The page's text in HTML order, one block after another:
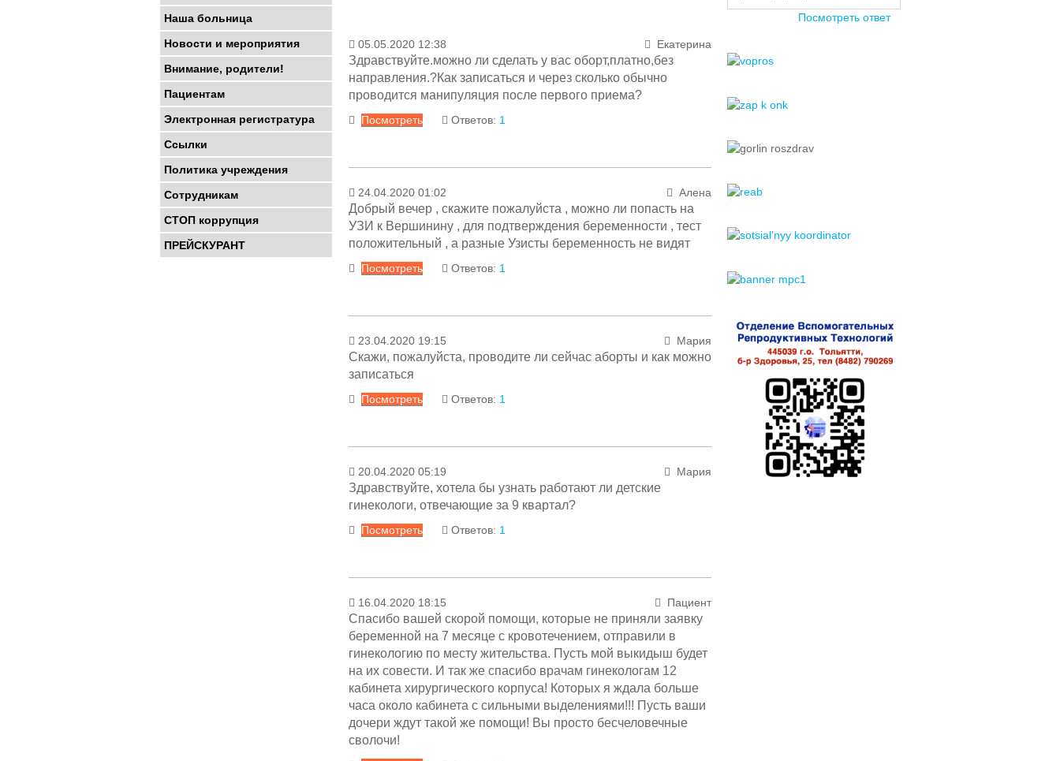
Акушерства и родовспоможения
Гинекология
Городской СПИД центр
Детство
Лечебно-диагностические отделения
Отделение медицинской реабилитации детей дошкольного
возраста "Лесной голосок"
Платные услуги
Терапевтические отделения
Терапия
Хирургические отделения
05.05.2020 12:38 Екатерина
Здравствуйте.можно ли сделать у вас оборт,платно,без
направления.?Как записаться и через сколько обычно
проводится манипуляция после первого приема?
Посмотреть Ответов: 1
Ответ
07.05.2020 14:04 Менеджер раздела
Уважаемая Екатерина! Запись хирургический корпус,
1 этаж 17 каб к 8:30 в рабочие дни. Зав ГО№ 4
24.04.2020 01:02 Алена
Добрый вечер , скажите пожалуйста , можно ли попасть на
УЗИ к Вершинину , для подтверждения беременности , тест
положительный , а разные Узисты беременность не видят
Посмотреть Ответов: 1
Ответ
27.04.2020 18:45 Менеджер раздела
Уважаемая Алена! В настоящий момент
рекомендовано повторить УЗИ через 7 дней.
Заместитель главного врача гинекологических отделений
Алексей Иванович Вершинин
23.04.2020 19:15 Мария
Скажи, пожалуйста, проводите ли сейчас аборты и как можно
записаться
Посмотреть Ответов: 1
Ответ
27.04.2020 18:47 Менеджер раздела
Уважаемая Мария! Хирургический корпус, 1 этаж, 17
Алексеевич, он записывает.
Заместитель главного врача гинекологических отделений
Алексей Иванович Вершинин
20.04.2020 05:19 Мария
Здравствуйте, хотела бы узнать работают ли детские
гинекологи, отвечающие за 9 квартал?
Посмотреть Ответов: 1
Ответ
21.04.2020 13:20 Менеджер раздела
Уважаемая Мария! В настоящее время Детское
гинекологическое отделение принимает пациентов
только в экстренном порядке со всего города.
С уважением,
Заместитель главного врача гинекологических отделений
Алексей Иванович Вершинин
16.04.2020 18:15 Пациент
Спасибо вашей скорой помощи, которые не приняли заявку
беременной на 7 месяце с кровотечением, отправили в
гинекологию по месту жительства. Пусть мой выкидыш будет
на их совести. И так же спасибо врачам гинекологам 12
кабинета хирургического корпуса! Которых я ждала больше
часа около кабинета с сильными выделениями!!! Пусть ваши
дочери ждут такой же помощи! Вы просто бесчеловечные
сволочи!
Наша больница
Новости и мероприятия
Внимание, родители!
Пациентам
Электронная регистратура
Ссылки
Политика учреждения
Сотрудникам
СТОП коррупция
ПРЕЙСКУРАНТ
Посмотреть ответ